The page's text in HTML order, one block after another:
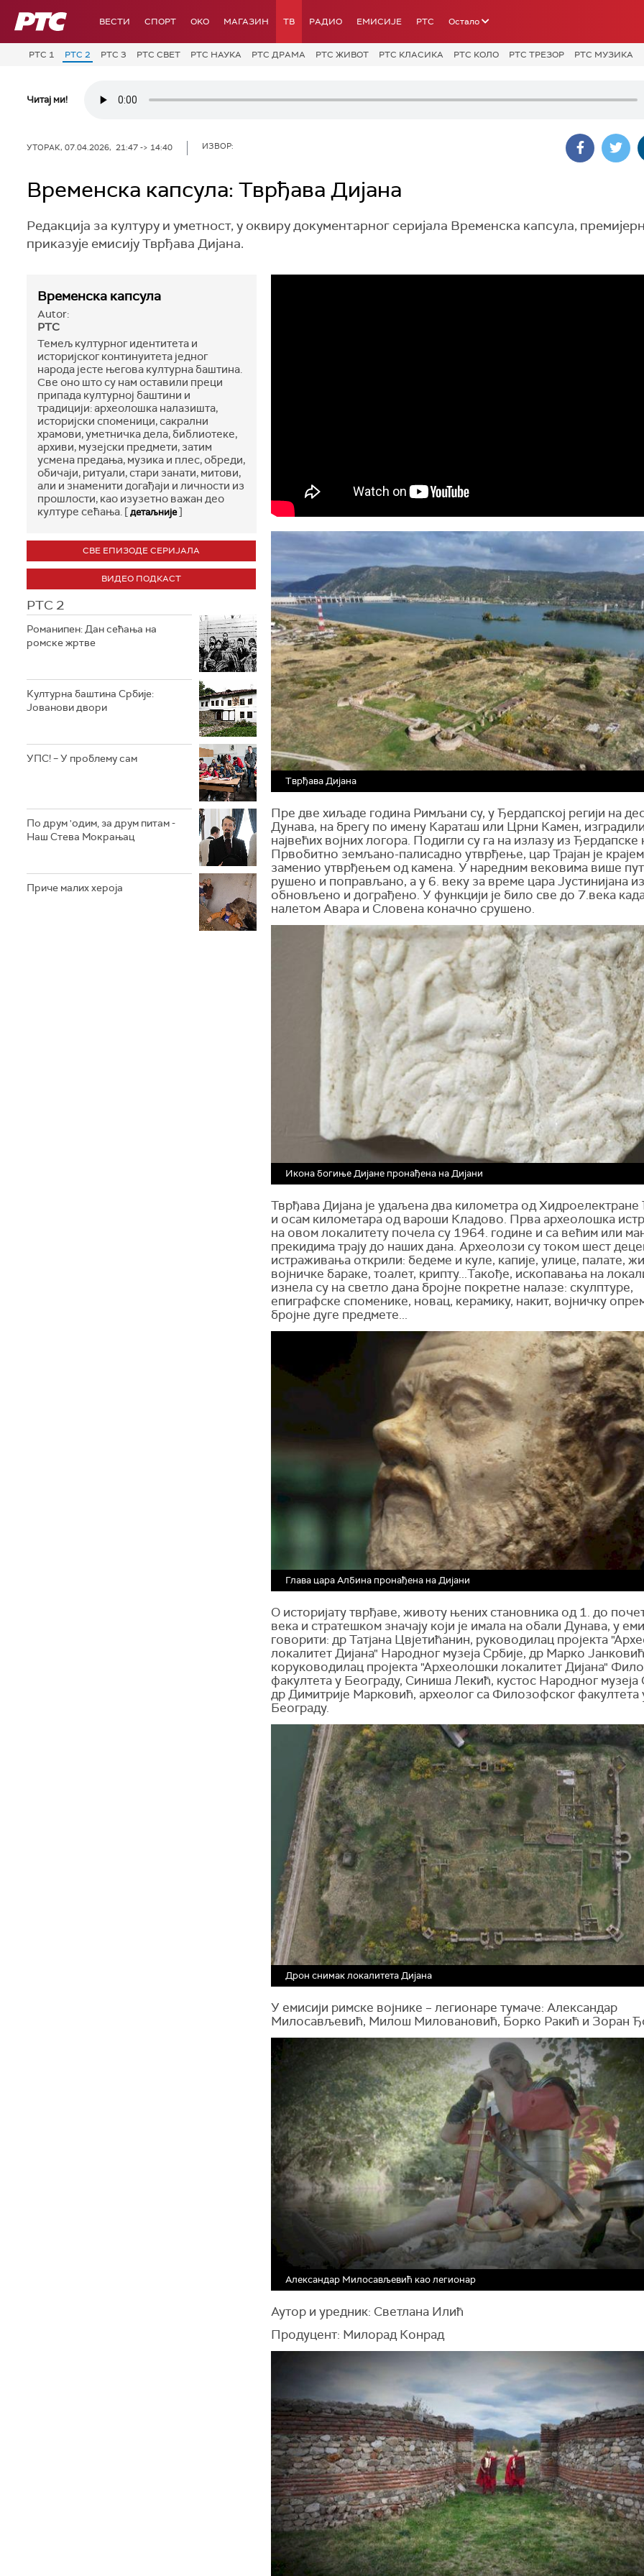
РТС ВЕСТИ СПОРТ OKO МАГАЗИН ТВ РАДИО ЕМИСИЈЕ РТС Остало
РТС 1 РТС 2 РТС 3 РТС СВЕТ РТС НАУКА РТС ДРАМА РТС ЖИВОТ РТС КЛАСИКА РТС КОЛО РТС ТРЕЗОР РТС МУЗИКА
Читај ми!
УТОРАК, 07.04.2026, 21:47 -> 14:40 ИЗВОР:
Временска капсула: Тврђава Дијана
Редакција за културу и уметност, у оквиру документарног серијала Временска капсула,
приказује емисију Тврђава Дијана.
Временска капсула
Autor:
РТС
Темељ културног идентитета и
историјског континуитета једног
народа јесте његова културна баштина.
Све оно што су нам оставили преци
припада културној баштини и
традицији: археолошка налазишта,
историјски споменици, сакрални
храмови, уметничка дела, библиотеке,
архиви, музејски предмети, затим
усмена предања, музика и плес, обреди,
обичаји, ритуали, стари занати, митови,
али и знаменити догађаји и личности из
прошлости, као изузетно важан део
културе сећања. [детаљније]
СВЕ ЕПИЗОДЕ СЕРИЈАЛА
ВИДЕО ПОДКАСТ
РТС 2
Романипен: Дан сећања на
ромске жртве
Културна баштина Србије:
Јованови двори
УПС! – У проблему сам
По друм 'одим, за друм питам -
Наш Стева Мокрањац
Приче малих хероја
Тврђава Дијана
Пре две хиљаде година Римљани су, у Ђердапској регији на
Дунава, на брегу по имену Караташ или Црни Камен,
највећих војних логора. Подигли су га на излазу из Ђердапске
Првобитно земљано-палисадно утврђење, цар Трајан је
заменио утврђењем од камена. У наредним вековима више
рушено и поправљано, а у 6. веку за време цара Јустинијана
обновљено и дограђено. У функцији је било све до 7.века
налетом Авара и Словена коначно срушено.
Икона богиње Дијане пронађена на Дијани
Тврђава Дијана је удаљена два километра од
и осам километара од вароши Кладово. Прва археолошка
на овом локалитету почела су 1964. године и са већим или
прекидима трају до наших дана. Археолози су током шест
истраживања открили: бедеме и куле, капије, улице, палате,
војничке бараке, тоалет, крипту...Такође, ископавања на
изнела су на светло дана бројне покретне налазе: скулптуре,
епиграфске споменике, новац, керамику, накит, војничку
бројне дуге предмете...
Глава цара Албина пронађена на Дијани
О историјату тврђаве, животу њених становника од 1. до
века и стратешком значају који је имала на обали Дунава, у
говорити: др Татјана Цвјетићанин, руководилац пројекта
локалитет Дијана" Народног музеја Србије, др Марко
коруководилац пројекта "Археолошки локалитет Дијана"
факултета у Београду, Синиша Лекић, кустос Народног музеја
др Димитрије Марковић, археолог са Филозофског факултета
Београду.
Дрон снимак локалитета Дијана
У емисији римске војнике – легионаре тумаче: Александар
Милосављевић, Милош Миловановић, Борко Ракић и Зоран
Александар Милосављевић као легионар
Аутор и уредник: Светлана Илић
Продуцент: Милорад Конрад